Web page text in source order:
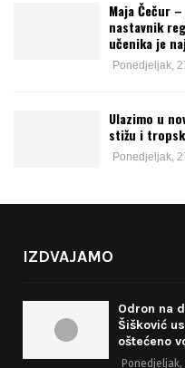
Maja Čečur
nastavnik
učenika je
Ponedjeljak,
Ulazimo u
stižu i
Ponedjeljak,
IZDVAJAMO
Odron na
Šišković
oštećeno
Ponedjeljak,